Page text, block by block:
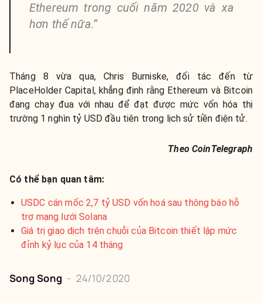
Ethereum trong cuối năm 2020 và xa
hơn thế nữa.”
Tháng 8 vừa qua, Chris Burniske, đối tác đến từ
PlaceHolder Capital, khẳng định rằng Ethereum và Bitcoin
đang chạy đua với nhau để đạt được mức vốn hóa thị
trường 1 nghìn tỷ USD đầu tiên trong lịch sử tiền điện tử.
Theo CoinTelegraph
Có thể bạn quan tâm:
USDC cán mốc 2,7 tỷ USD vốn hoá sau thông báo hỗ
trợ mạng lưới Solana
Giá trị giao dịch trên chuỗi của Bitcoin thiết lập mức
đỉnh kỷ lục của 14 tháng
Song Song - 24/10/2020